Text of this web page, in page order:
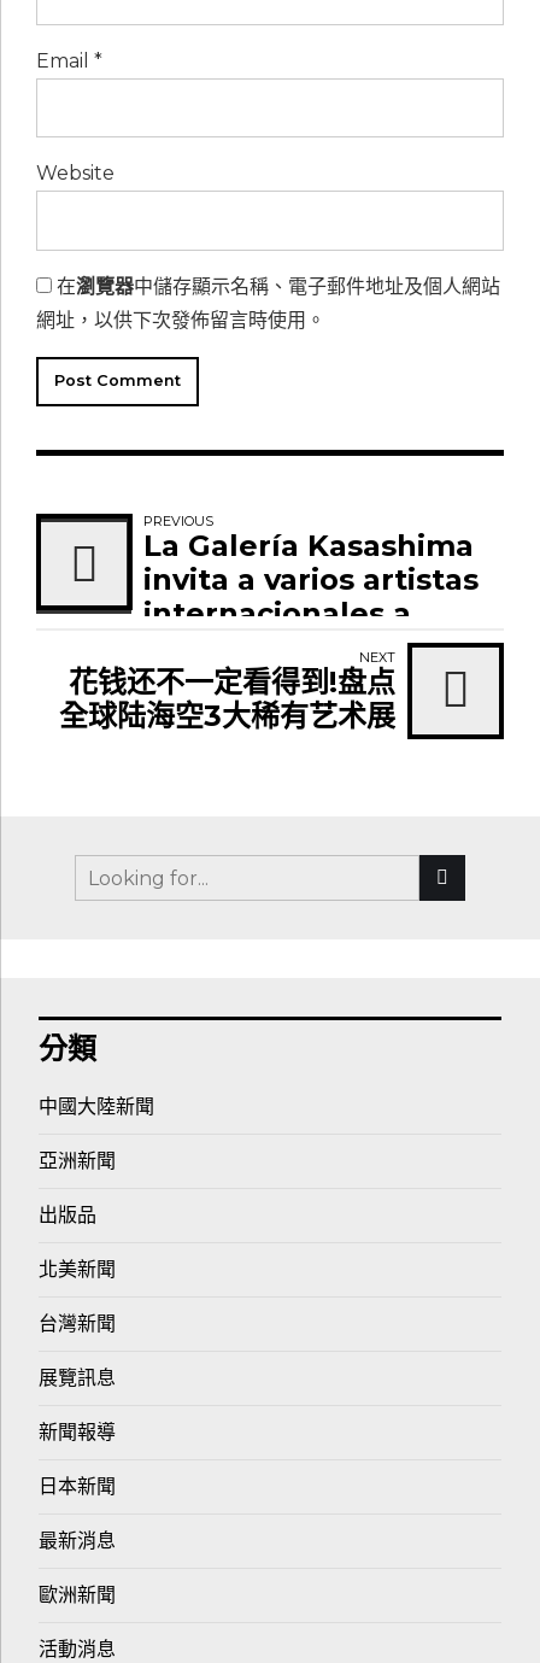
Email *
Website
在瀏覽器中儲存顯示名稱、電子郵件地址及個人網站
網址，以供下次發佈留言時使用。
Post Comment
PREVIOUS
La Galería Kasashima
invita a varios artistas
internacionales a
participar en la
'Exhibición Vueling
Onboart'
NEXT
花钱还不一定看得到!盘点
全球陆海空3大稀有艺术展
分類
中國大陸新聞
亞洲新聞
出版品
北美新聞
台灣新聞
展覽訊息
新聞報導
日本新聞
最新消息
歐洲新聞
活動消息